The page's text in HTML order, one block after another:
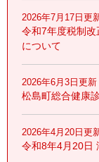
2026年7月17日更
令和7年度税制
について
2026年6月3日更新
松島町総合健康
2026年4月20日更
令和8年4月20日